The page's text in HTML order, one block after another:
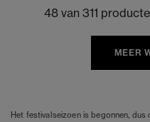
48 van 311
MEER
Het festivalseizoen is begonnen,